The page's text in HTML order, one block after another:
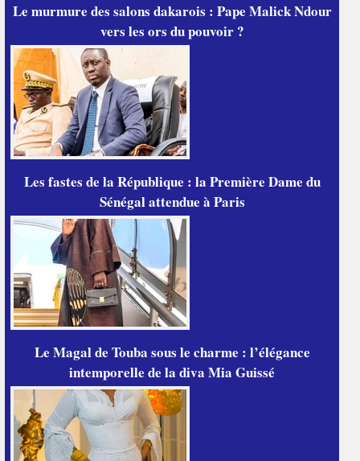
Le murmure des salons dakarois : Pape Malick Ndour
vers les ors du pouvoir ?
Les fastes de la République : la Première Dame du
Sénégal attendue à Paris
Le Magal de Touba sous le charme : l’élégance
intemporelle de la diva Mia Guissé